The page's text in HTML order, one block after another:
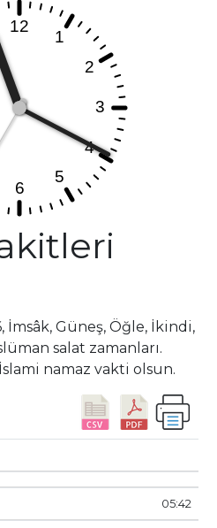
Güneş, Öğle, İkindi,
salat zamanları.
namaz vakti olsun.
05:42